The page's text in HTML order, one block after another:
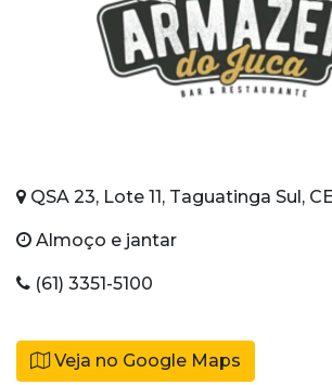
QSA 23, Lote 11, Taguatinga Sul,
Almoço e jantar
(61) 3351-5100
Veja no Google Maps